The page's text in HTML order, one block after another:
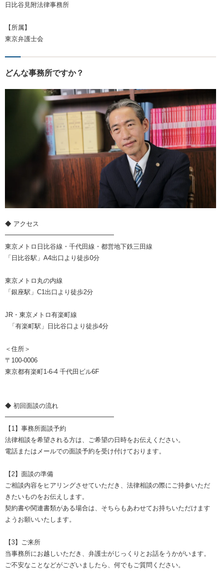
日比谷見附法律事務所
【所属】
東京弁護士会
どんな事務所ですか？
◆ アクセス
━━━━━━━━━━━━━━━━━
東京メトロ日比谷線・千代田線・都営地下鉄三田線
「日比谷駅」A4出口より徒歩0分
東京メトロ丸の内線
「銀座駅」C1出口より徒歩2分
JR・東京メトロ有楽町線
「有楽町駅」日比谷口より徒歩4分
＜住所＞
〒100-0006
東京都有楽町1-6-4 千代田ビル6F
◆ 初回面談の流れ
━━━━━━━━━━━━━━━━━
【1】事務所面談予約
法律相談を希望される方は、ご希望の日時をお伝えください。
電話またはメールでの面談予約を受け付けております。
【2】面談の準備
ご相談内容をヒアリングさせていただき、法律相談の際にご持参いただ
きたいものをお伝えします。
契約書や関連書類がある場合は、そちらもあわせてお持ちいただけます
ようお願いいたします。
【3】ご来所
当事務所にお越しいただき、弁護士がじっくりとお話をうかがいます。
ご不安なことなどがございましたら、何でもご質問ください。